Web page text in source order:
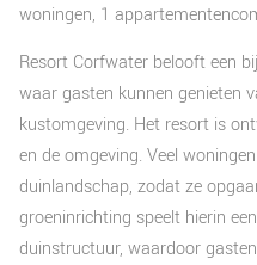
woningen, 1
Resort Corfwater belooft een
waar gasten kunnen genieten
kustomgeving. Het resort is
en de omgeving. Veel
duinlandschap, zodat ze
groeninrichting speelt hierin
duinstructuur, waardoor